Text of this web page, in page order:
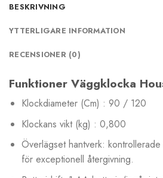
BESKRIVNING
YTTERLIGARE INFORMATION
RECENSIONER (0)
Funktioner Väggklocka
Klockdiameter (Cm) : 90 / 120
Klockans vikt (kg) : 0,800
Överlägset hantverk:
för exceptionell återgivning.